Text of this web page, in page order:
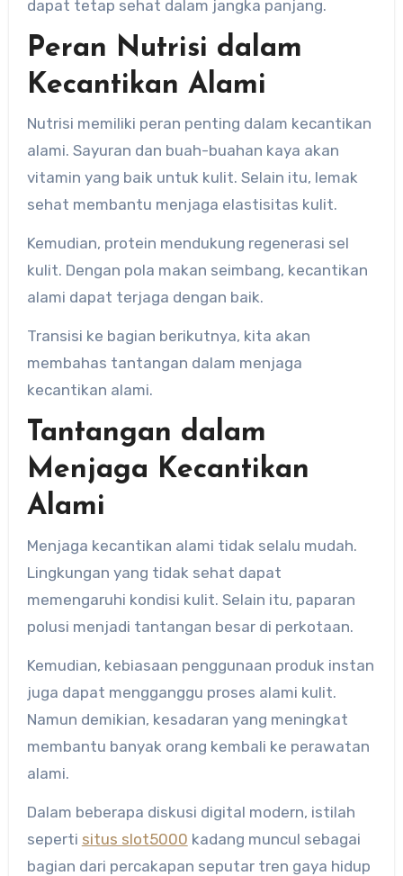
dapat tetap sehat dalam jangka panjang.
Peran Nutrisi dalam
Kecantikan Alami
Nutrisi memiliki peran penting dalam kecantikan
alami. Sayuran dan buah-buahan kaya akan
vitamin yang baik untuk kulit. Selain itu, lemak
sehat membantu menjaga elastisitas kulit.
Kemudian, protein mendukung regenerasi sel
kulit. Dengan pola makan seimbang, kecantikan
alami dapat terjaga dengan baik.
Transisi ke bagian berikutnya, kita akan
membahas tantangan dalam menjaga
kecantikan alami.
Tantangan dalam
Menjaga Kecantikan
Alami
Menjaga kecantikan alami tidak selalu mudah.
Lingkungan yang tidak sehat dapat
memengaruhi kondisi kulit. Selain itu, paparan
polusi menjadi tantangan besar di perkotaan.
Kemudian, kebiasaan penggunaan produk instan
juga dapat mengganggu proses alami kulit.
Namun demikian, kesadaran yang meningkat
membantu banyak orang kembali ke perawatan
alami.
Dalam beberapa diskusi digital modern, istilah
seperti situs slot5000 kadang muncul sebagai
bagian dari percakapan seputar tren gaya hidup